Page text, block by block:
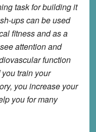
task for building it
ups can be used
fitness and as a
attention and
function
you train your
you increase your
you for many